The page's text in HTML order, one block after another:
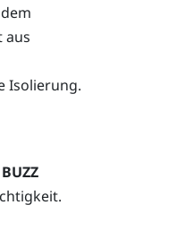
aus
Isolierung.